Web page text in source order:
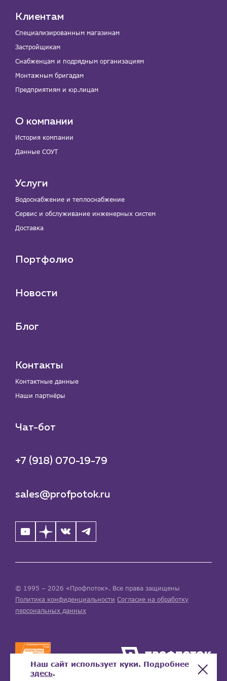
Клиентам
Специализированным магазинам
Застройщикам
Снабженцам и подрядным организациям
Монтажным бригадам
Предприятиям и юр.лицам
О компании
История компании
Данные СОУТ
Услуги
Водоснабжение и теплоснабжение
Сервис и обслуживание инженерных систем
Доставка
Портфолио
Новости
Блог
Контакты
Контактные данные
Наши партнёры
Чат-бот
+7 (918) 070-19-79
sales@profpotok.ru
© 1995 – 2026 «Профпоток». Все права защищены
Политика конфиденциальности Согласие на обработку
персональных данных
Наш сайт использует куки. Подробнее
здесь.